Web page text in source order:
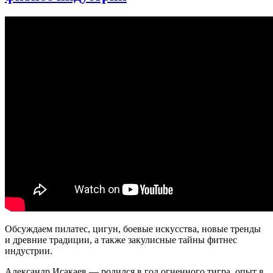
Обсуждаем пилатес, цигун, боевые искусства, новые тренды
и древние традиции, а также закулисные тайны фитнес
индустрии.